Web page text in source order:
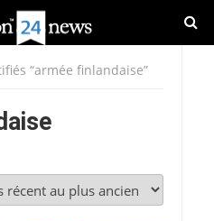
“armée finlandaise”